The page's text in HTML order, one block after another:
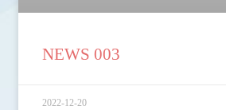
NEWS 003
2022-12-20